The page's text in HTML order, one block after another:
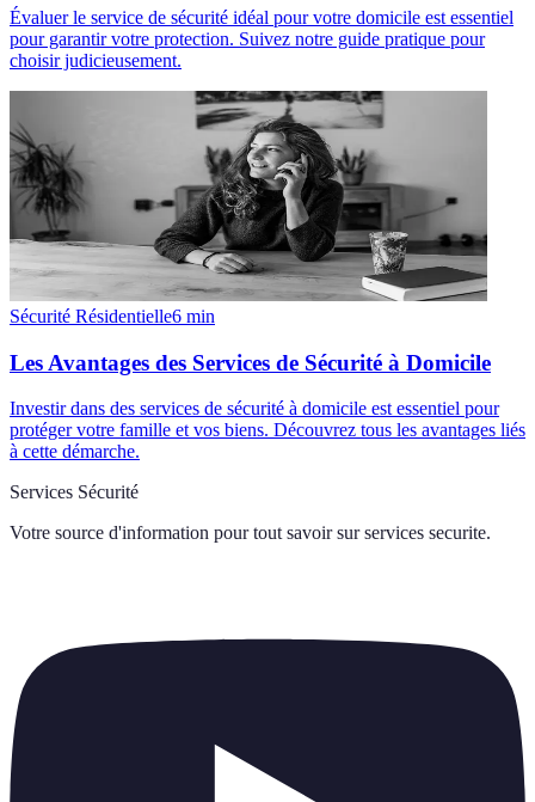
Évaluer le service de sécurité idéal pour votre domicile est essentiel
pour garantir votre protection. Suivez notre guide pratique pour
choisir judicieusement.
Sécurité Résidentielle6 min
Les Avantages des Services de Sécurité à Domicile
Investir dans des services de sécurité à domicile est essentiel pour
protéger votre famille et vos biens. Découvrez tous les avantages liés
à cette démarche.
Services Sécurité
Votre source d'information pour tout savoir sur services securite.